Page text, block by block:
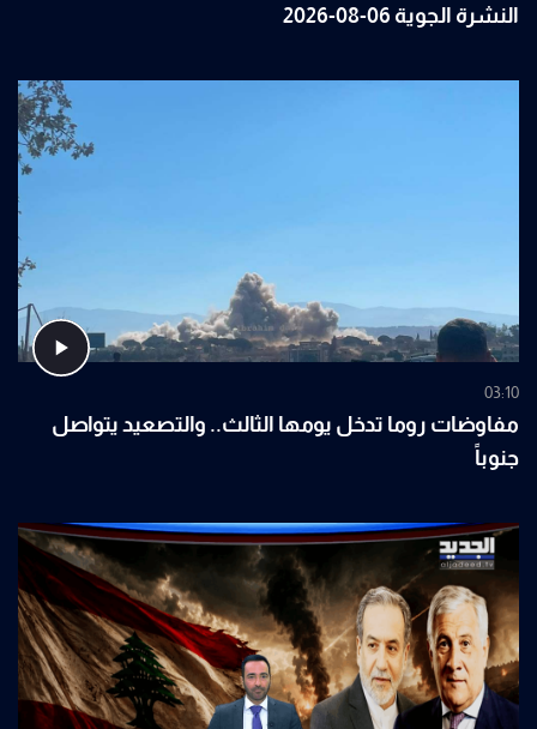
النشرة الجوية 06-08-2026
03:10
مفاوضات روما تدخل يومها الثالث.. والتصعيد يتواصل
جنوباً